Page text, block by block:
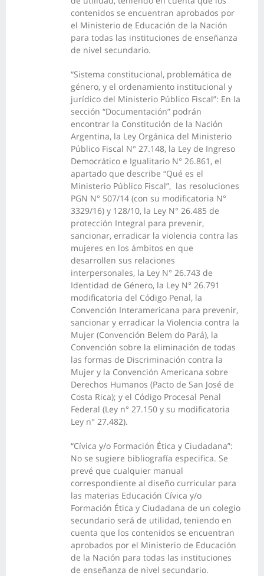
contenidos se encuentran aprobados por
el Ministerio de Educación de la Nación
para todas las instituciones de enseñanza
de nivel secundario.
“Sistema constitucional, problemática de
género, y el ordenamiento institucional y
jurídico del Ministerio Público Fiscal”: En la
sección “Documentación” podrán
encontrar la Constitución de la Nación
Argentina, la Ley Orgánica del Ministerio
Público Fiscal N° 27.148, la Ley de Ingreso
Democrático e Igualitario N° 26.861, el
apartado que describe “Qué es el
Ministerio Público Fiscal”, las resoluciones
PGN N° 507/14 (con su modificatoria N°
3329/16) y 128/10, la Ley N° 26.485 de
protección Integral para prevenir,
sancionar, erradicar la violencia contra las
mujeres en los ámbitos en que
desarrollen sus relaciones
interpersonales, la Ley N° 26.743 de
Identidad de Género, la Ley N° 26.791
modificatoria del Código Penal, la
Convención Interamericana para prevenir,
sancionar y erradicar la Violencia contra la
Mujer (Convención Belem do Pará), la
Convención sobre la eliminación de todas
las formas de Discriminación contra la
Mujer y la Convención Americana sobre
Derechos Humanos (Pacto de San José de
Costa Rica); y el Código Procesal Penal
Federal (Ley n° 27.150 y su modificatoria
Ley n° 27.482).
“Cívica y/o Formación Ética y Ciudadana”:
No se sugiere bibliografía especifica. Se
prevé que cualquier manual
correspondiente al diseño curricular para
las materias Educación Cívica y/o
Formación Ética y Ciudadana de un colegio
secundario será de utilidad, teniendo en
cuenta que los contenidos se encuentran
aprobados por el Ministerio de Educación
de la Nación para todas las instituciones
de enseñanza de nivel secundario.